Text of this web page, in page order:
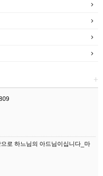
+
로 하느님의 아드님이십니다_마